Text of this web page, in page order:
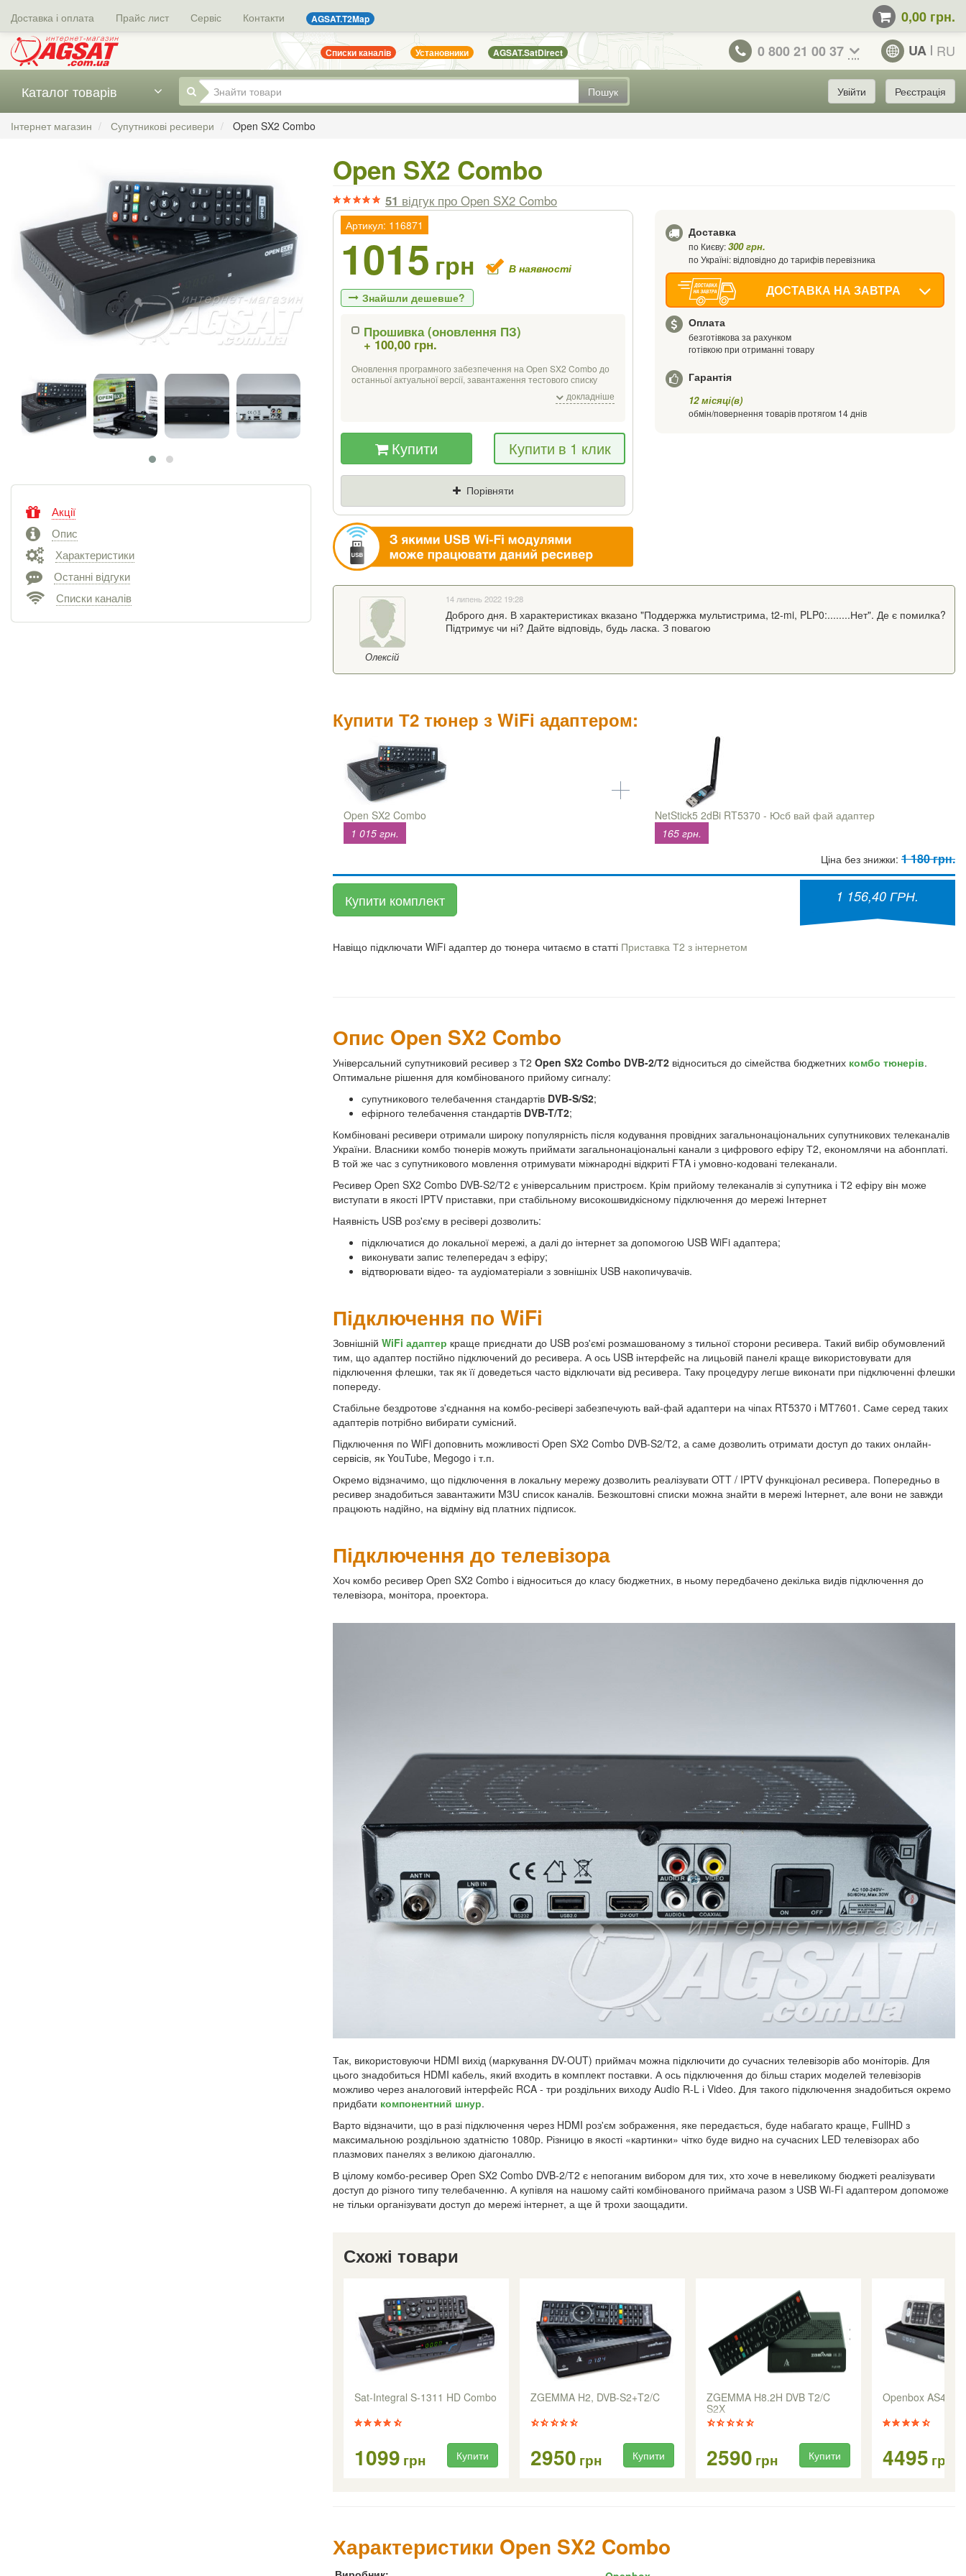
Доставка і оплата Прайс лист Сервіс Контакти AGSAT.T2Map 0,00 грн.
Списки каналів Установники AGSAT.SatDirect 0 800 21 00 37 UA RU
Пошук
Каталог товарів Увійти Реєстрація
Інтернет магазин Супутникові ресивери Open SX2 Combo
Акції
Опис
Характеристики
Останні відгуки
Списки каналів
Open SX2 Combo
51 відгук про Open SX2 Combo
Артикул: 116871
1015 грн В наявності
Знайшли дешевше?
Якщо Ви знайдете товар дешевше - ми
Ваш телефон
Прошивка (оновлення ПЗ)
+ 100,00 грн.
Оновлення програмного забезпечення на Open SX2 Combo до
останньої актуальної версії, завантаження тестового списку
докладніше
Купити Купити в 1 клик
Порівняти
Доставка
по Києву:300 грн.
по Україні: відповідно до тарифів перевізника
ДОСТАВКА НА ЗАВТРА
Оплата
безготівкова за рахунком
готівкою при отриманні товару
Гарантія
12 місяці(в)
обмін/повернення товарів протягом 14 днів
Олексій
14 липень 2022 19:28
Доброго дня. В характеристиках вказано "Поддержка мультистрима, t2-mi, PLP0:........Нет". Де є помилка?
Підтримує чи ні? Дайте відповідь, будь ласка. З повагою
Купити Т2 тюнер з WiFi адаптером:
Open SX2 Combo
1 015 грн.
NetStick5 2dBi RT5370 - Юсб вай фай адаптер
165 грн.
Ціна без знижки: 1 180 грн.
Купити комплект 1 156,40 ГРН.
Навіщо підключати WiFi адаптер до тюнера читаємо в статті Приставка Т2 з інтернетом
Опис Open SX2 Combo
Універсальний супутниковий ресивер з Т2 Open SX2 Combo DVB-2/Т2 відноситься до сімейства бюджетних комбо тюнерів.
Оптимальне рішення для комбінованого прийому сигналу:
супутникового телебачення стандартів DVB-S/S2;
ефірного телебачення стандартів DVB-T/T2;
Комбіновані ресивери отримали широку популярність після кодування провідних загальнонаціональних супутникових телеканалів
України. Власники комбо тюнерів можуть приймати загальнонаціональні канали з цифрового ефіру Т2, економлячи на абонплаті.
В той же час з супутникового мовлення отримувати міжнародні відкриті FTA і умовно-кодовані телеканали.
Ресивер Open SX2 Combo DVB-S2/Т2 є універсальним пристроєм. Крім прийому телеканалів зі супутника і Т2 ефіру він може
виступати в якості IPTV приставки, при стабільному високошвидкісному підключення до мережі Інтернет
Наявність USB роз'єму в ресівері дозволить:
підключатися до локальної мережі, а далі до інтернет за допомогою USB WiFi адаптера;
виконувати запис телепередач з ефіру;
відтворювати відео- та аудіоматеріали з зовнішніх USB накопичувачів.
Підключення по WiFi
Зовнішній WiFi адаптер краще приєднати до USB роз'ємі розмашованому з тильної сторони ресивера. Такий вибір обумовлений
тим, що адаптер постійно підключений до ресивера. А ось USB інтерфейс на лицьовій панелі краще використовувати для
підключення флешки, так як її доведеться часто відключати від ресивера. Таку процедуру легше виконати при підключенні флешки
попереду.
Стабільне бездротове з'єднання на комбо-ресівері забезпечують вай-фай адаптери на чіпах RT5370 і MT7601. Саме серед таких
адаптерів потрібно вибирати сумісний.
Підключення по WiFi доповнить можливості Open SX2 Combo DVB-S2/Т2, а саме дозволить отримати доступ до таких онлайн-
сервісів, як YouTube, Megogo і т.п.
Окремо відзначимо, що підключення в локальну мережу дозволить реалізувати OTT / IPTV функціонал ресивера. Попередньо в
ресивер знадобиться завантажити M3U список каналів. Безкоштовні списки можна знайти в мережі Інтернет, але вони не завжди
працюють надійно, на відміну від платних підписок.
Підключення до телевізора
Хоч комбо ресивер Open SX2 Combo і відноситься до класу бюджетних, в ньому передбачено декілька видів підключення до
телевізора, монітора, проектора.
Так, використовуючи HDMI вихід (маркування DV-OUT) приймач можна підключити до сучасних телевізорів або моніторів. Для
цього знадобиться HDMI кабель, який входить в комплект поставки. А ось підключення до більш старих моделей телевізорів
можливо через аналоговий інтерфейс RCA - три роздільних виходу Audio R-L і Video. Для такого підключення знадобиться окремо
придбати компонентний шнур.
Варто відзначити, що в разі підключення через HDMI роз'єм зображення, яке передається, буде набагато краще, FullHD з
максимальною роздільною здатністю 1080p. Різницю в якості «картинки» чітко буде видно на сучасних LED телевізорах або
плазмових панелях з великою діагоналлю.
В цілому комбо-ресивер Open SX2 Combo DVB-2/Т2 є непоганим вибором для тих, хто хоче в невеликому бюджеті реалізувати
доступ до різного типу телебаченню. А купівля на нашому сайті комбінованого приймача разом з USB Wi-Fi адаптером допоможе
не тільки організувати доступ до мережі інтернет, а ще й трохи заощадити.
Схожі товари
Sat-Integral S-1311 HD Combo
1099 грн Купити
ZGEMMA H2, DVB-S2+T2/C
2950 грн Купити
ZGEMMA H8.2H DVB T2/C
S2X
2590 грн Купити
Openbox AS4K
4495 грн
Характеристики Open SX2 Combo